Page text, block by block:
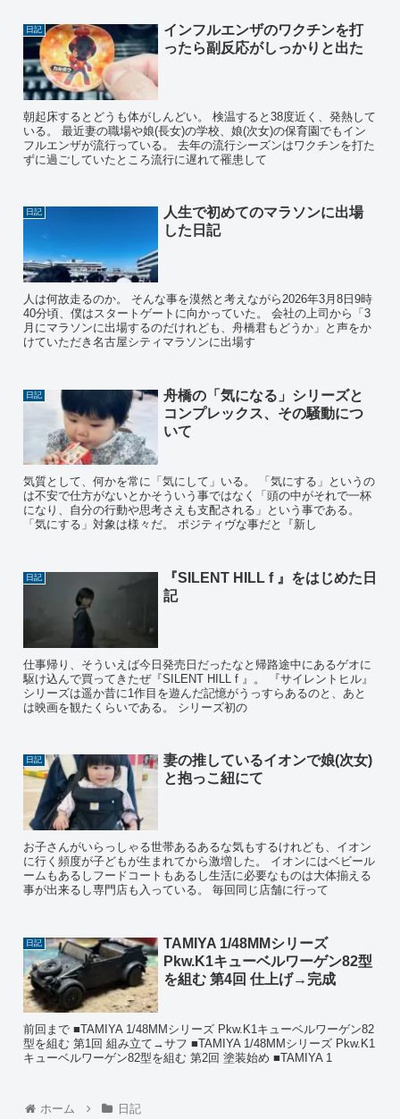
日記
インフルエンザのワクチンを打
ったら副反応がしっかりと出た
朝起床するとどうも体がしんどい。 検温すると38度近く、発熱して
いる。 最近妻の職場や娘(長女)の学校、娘(次女)の保育園でもイン
フルエンザが流行っている。 去年の流行シーズンはワクチンを打た
ずに過ごしていたところ流行に遅れて罹患して
日記
人生で初めてのマラソンに出場
した日記
人は何故走るのか。 そんな事を漠然と考えながら2026年3月8日9時
40分頃、僕はスタートゲートに向かっていた。 会社の上司から「3
月にマラソンに出場するのだけれども、舟橋君もどうか」と声をか
けていただき名古屋シティマラソンに出場す
日記
舟橋の「気になる」シリーズと
コンプレックス、その騒動につ
いて
気質として、何かを常に「気にして」いる。 「気にする」というの
は不安で仕方がないとかそういう事ではなく「頭の中がそれで一杯
になり、自分の行動や思考さえも支配される」という事である。
「気にする」対象は様々だ。 ポジティヴな事だと『新し
日記
『SILENT HILL f 』をはじめた日
記
仕事帰り、そういえば今日発売日だったなと帰路途中にあるゲオに
駆け込んで買ってきたぜ『SILENT HILL f 』。 『サイレントヒル』
シリーズは遥か昔に1作目を遊んだ記憶がうっすらあるのと、あと
は映画を観たくらいである。 シリーズ初の
日記
妻の推しているイオンで娘(次女)
と抱っこ紐にて
お子さんがいらっしゃる世帯あるあるな気もするけれども、イオン
に行く頻度が子どもが生まれてから激増した。 イオンにはベビール
ームもあるしフードコートもあるし生活に必要なものは大体揃える
事が出来るし専門店も入っている。 毎回同じ店舗に行って
日記
TAMIYA 1/48MMシリーズ
Pkw.K1キューベルワーゲン82型
を組む 第4回 仕上げ→完成
前回まで ■TAMIYA 1/48MMシリーズ Pkw.K1キューベルワーゲン82
型を組む 第1回 組み立て→サフ ■TAMIYA 1/48MMシリーズ Pkw.K1
キューベルワーゲン82型を組む 第2回 塗装始め ■TAMIYA 1
ホーム 日記